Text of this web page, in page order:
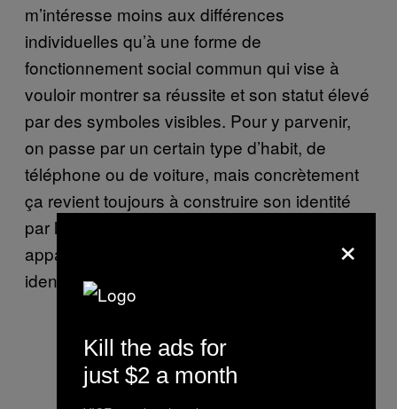
m’intéresse moins aux différences
individuelles qu’à une forme de
fonctionnement social commun qui vise à
vouloir montrer sa réussite et son statut élevé
par des symboles visibles. Pour y parvenir,
on passe par un certain type d’habit, de
téléphone ou de voiture, mais concrètement
ça revient toujours à construire son identité
par la consommation, en montrant qu’on
appartient à tel ou tel groupe de gens qu’on
identifie comme « ayant réussi ».
×
Kill the ads for
just $2 a month